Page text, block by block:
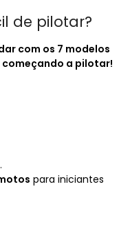
de pilotar?
com os 7 modelos
a pilotar!
para iniciantes